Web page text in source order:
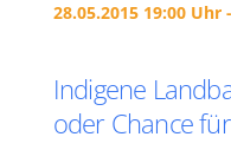
28.05.2015 19:00 Uhr
Indigene
oder Chance